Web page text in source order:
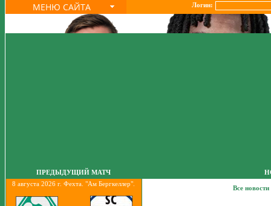
МЕНЮ САЙТА Логин:
ПРЕДЫДУЩИЙ МАТЧ
8 августа 2026 г. Фехта. "Ам Бергкеллер".
Все